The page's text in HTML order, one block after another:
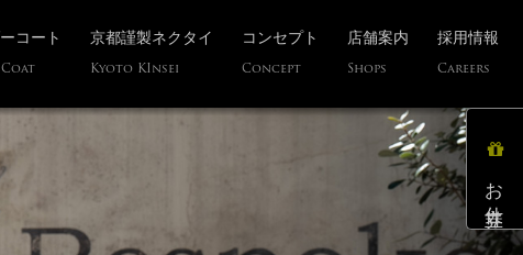
コート 京都謹製ネクタイ
Kyoto KInsei
コンセプト
Concept
店舗案内
Shops
採用情報
Careers
お仕立券